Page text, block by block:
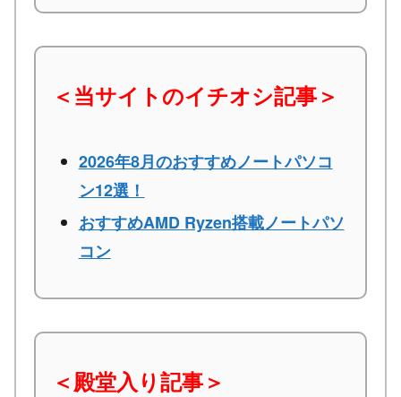
＜当サイトのイチオシ記事＞
2026年8月のおすすめノートパソコ
ン12選！
おすすめAMD Ryzen搭載ノートパソ
コン
＜殿堂入り記事＞